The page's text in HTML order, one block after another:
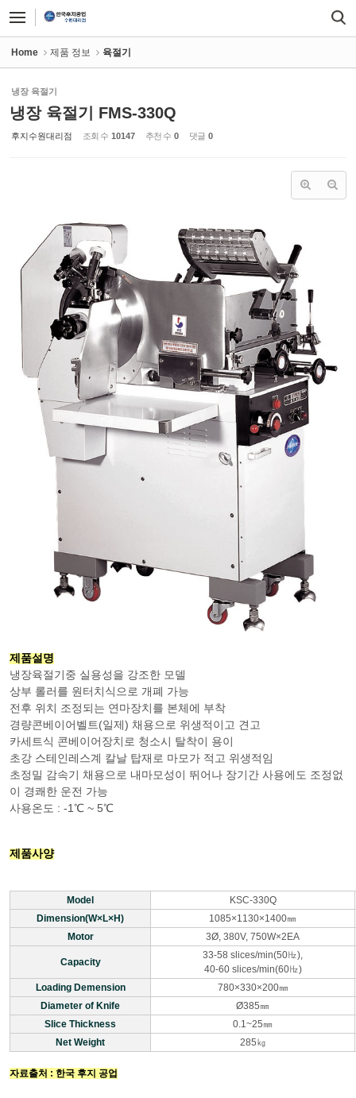
Home 제품 정보 육절기
냉장 육절기
냉장 육절기 FMS-330Q
후지수원대리점 조회 수 10147 추천 수 0 댓글 0
제품설명
냉장육절기중 실용성을 강조한 모델
상부 롤러를 원터치식으로 개폐 가능
전후 위치 조정되는 연마장치를 본체에 부착
경량콘베이어벨트(일제) 채용으로 위생적이고 견고
카세트식 콘베이어장치로 청소시 탈착이 용이
초강 스테인레스계 칼날 탑재로 마모가 적고 위생적임
초정밀 감속기 채용으로 내마모성이 뛰어나 장기간 사용에도 조정없
이 경쾌한 운전 가능
사용온도 : -1℃ ~ 5℃
제품사양
Model
KSC-330Q
Dimension(W×L×H)
1085×1130×1400㎜
Motor
3Ø, 380V, 750W×2EA
Capacity
33-58 slices/min(50㎐),
40-60 slices/min(60㎐)
Loading Demension
780×330×200㎜
Diameter of Knife
Ø385㎜
Slice Thickness
0.1~25㎜
Net Weight
285㎏
자료출처 : 한국 후지 공업